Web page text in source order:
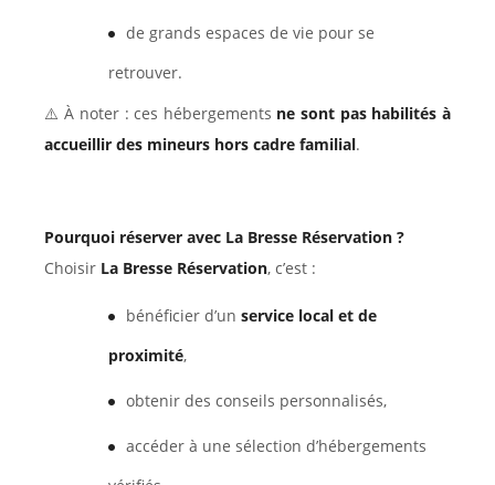
de grands espaces de vie pour se
retrouver.
⚠️ À noter : ces hébergements ne sont pas habilités à
accueillir des mineurs hors cadre familial.
Pourquoi réserver avec La Bresse Réservation ?
Choisir La Bresse Réservation, c’est :
bénéficier d’un service local et de
proximité,
obtenir des conseils personnalisés,
accéder à une sélection d’hébergements